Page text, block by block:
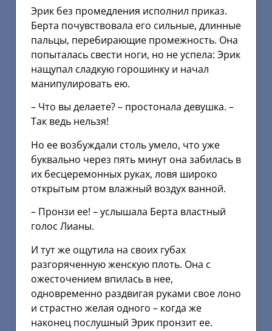
Эрик без промедления исполнил приказ.
Берта почувствовала его сильные, длинные
пальцы, перебирающие промежность. Она
попыталась свести ноги, но не успела: Эрик
нащупал сладкую горошинку и начал
манипулировать ею.
– Что вы делаете? – простонала девушка. –
Так ведь нельзя!
Но ее возбуждали столь умело, что уже
буквально через пять минут она забилась в
их бесцеремонных руках, ловя широко
открытым ртом влажный воздух ванной.
– Пронзи ее! – услышала Берта властный
голос Лианы.
И тут же ощутила на своих губах
разгоряченную женскую плоть. Она с
ожесточением впилась в нее,
одновременно раздвигая руками свое лоно
и страстно желая одного – когда же
наконец послушный Эрик пронзит ее.